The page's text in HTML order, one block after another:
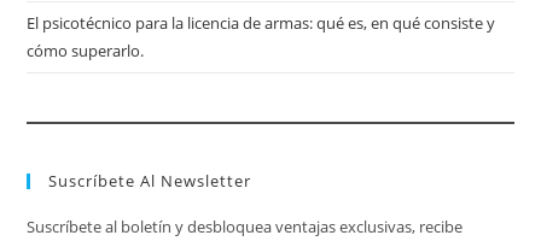
El psicotécnico para la licencia de armas: qué es, en qué consiste y
cómo superarlo.
Suscríbete Al Newsletter
Suscríbete al boletín y desbloquea ventajas exclusivas, recibe